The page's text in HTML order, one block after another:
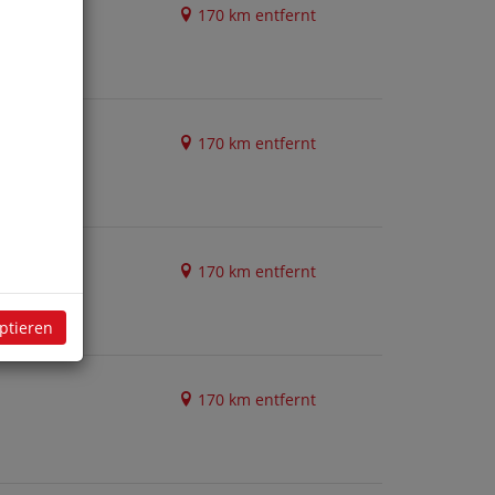
170 km entfernt
170 km entfernt
170 km entfernt
170 km entfernt